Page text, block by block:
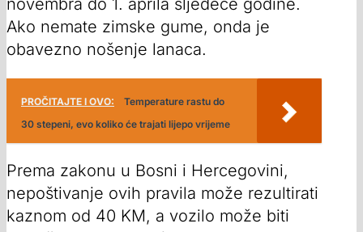
Ako nemate zimske gume, onda je
obavezno nošenje lanaca.
PROČITAJTE I OVO:
Temperature rastu do
30 stepeni, evo koliko će trajati lijepo vrijeme
Prema zakonu u Bosni i Hercegovini,
nepoštivanje ovih pravila može rezultirati
kaznom od 40 KM, a vozilo može biti